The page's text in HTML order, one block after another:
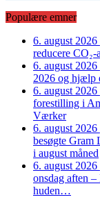
Populære emner
6. august 2026
reducere
6. august 2026
2026 og hjælp
6. august 2026
forestilling i
Værker
6. august 2026
besøgte Gram
i august måned
6. august 2026
onsdag aften
huden…